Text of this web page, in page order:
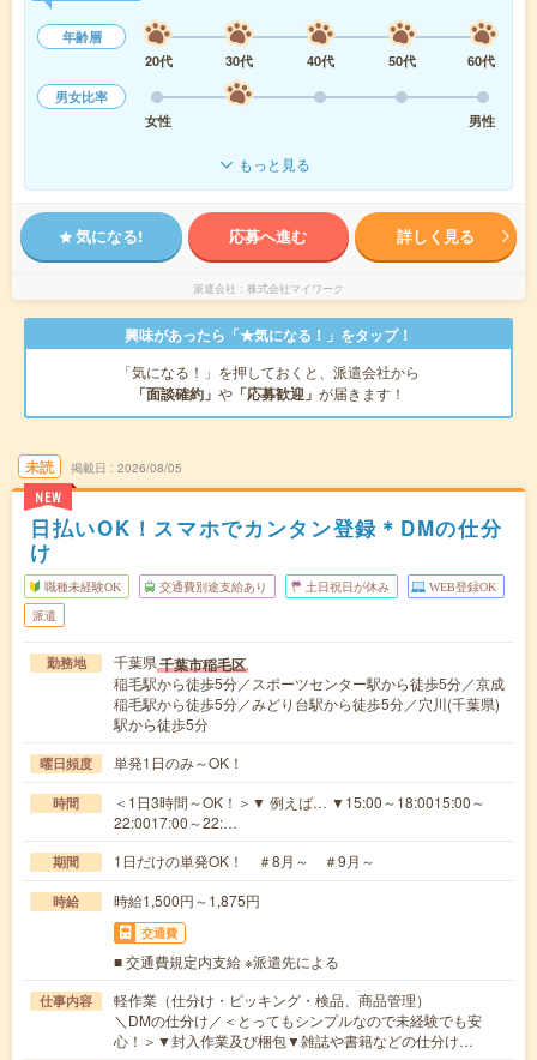
年齢層
20代
30代 40代 50代
60代
男女比率
女性
男性
もっと見る
気になる! 応募へ進む 詳しく見る
派遣会社 株式会社マイワーク
興味があったら「★気になる！」をタップ！
「気になる！」を押しておくと、派遣会社から
「面談確約」 や 「応募歓迎」 が届きます！
未読
NEW
掲載日 2026/08/05
日払いOK！スマホでカンタン登録＊DMの仕分
け
職種未経験OK 交通費別途支給あり 土日祝日が休み WEB登録OK
派遣
勤務地 千葉県千葉市稲毛区
稲毛駅から徒歩5分／スポーツセンター駅から徒歩5分／京成
稲毛駅から徒歩5分／みどり台駅から徒歩5分／穴川(千葉県)
駅から徒歩5分
曜日頻度 単発1日のみ～OK！
時間
＜1日3時間～OK！＞▼ 例えば… ▼15:00～18:0015:00～
22:0017:00～22:…
期間 1日だけの単発OK！ ＃8月～ ＃9月～
時給 時給1,500円～1,875円
交通費
■ 交通費規定内支給 ※派遣先による
仕事内容
軽作業（仕分け・ピッキング・検品、商品管理）
＼DMの仕分け／＜とってもシンプルなので未経験でも安
心！＞▼封入作業及び梱包▼雑誌や書籍などの仕分け…